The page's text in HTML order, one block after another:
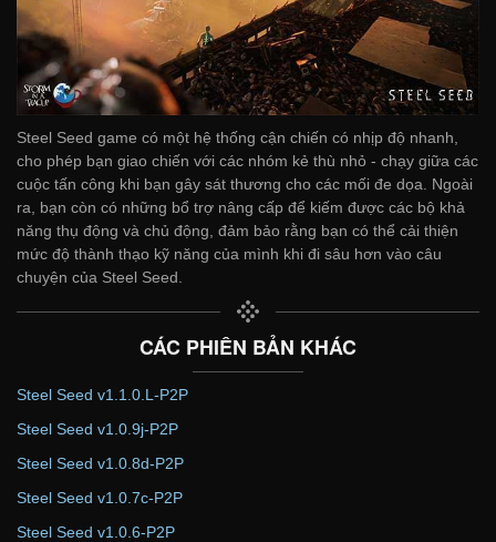
Steel Seed game có một hệ thống cận chiến có nhịp độ nhanh,
cho phép bạn giao chiến với các nhóm kẻ thù nhỏ - chạy giữa các
cuộc tấn công khi bạn gây sát thương cho các mối đe dọa. Ngoài
ra, bạn còn có những bổ trợ nâng cấp để kiếm được các bộ khả
năng thụ động và chủ động, đảm bảo rằng bạn có thể cải thiện
mức độ thành thạo kỹ năng của mình khi đi sâu hơn vào câu
chuyện của Steel Seed.
CÁC PHIÊN BẢN KHÁC
Steel Seed v1.1.0.L-P2P
Steel Seed v1.0.9j-P2P
Steel Seed v1.0.8d-P2P
Steel Seed v1.0.7c-P2P
Steel Seed v1.0.6-P2P